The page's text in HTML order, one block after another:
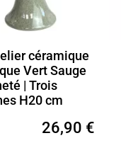
céramique
Vert Sauge
| Trois
H20 cm
26,90 €